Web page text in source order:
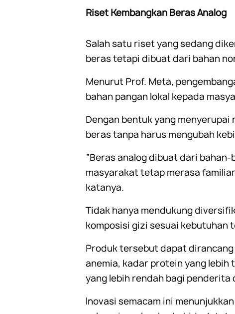
Riset Kembangkan Beras Analog
Salah satu riset yang sedang
beras tetapi dibuat dari bahan
Menurut Prof. Meta,
bahan pangan lokal kepada
Dengan bentuk yang
beras tanpa harus mengubah
“Beras analog dibuat dari
masyarakat tetap merasa
katanya.
Tidak hanya mendukung
komposisi gizi sesuai kebutuhan
Produk tersebut dapat
anemia, kadar protein yang
yang lebih rendah bagi penderita
Inovasi semacam ini